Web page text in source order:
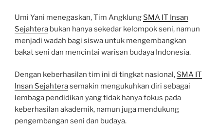
Umi Yani menegaskan, Tim Angklung SMA IT Insan
Sejahtera bukan hanya sekedar kelompok seni, namun
menjadi wadah bagi siswa untuk mengembangkan
bakat seni dan mencintai warisan budaya Indonesia.
Dengan keberhasilan tim ini di tingkat nasional, SMA IT
Insan Sejahterasemakin mengukuhkan diri sebagai
lembaga pendidikan yang tidak hanya fokus pada
keberhasilan akademik, namun juga mendukung
pengembangan seni dan budaya.